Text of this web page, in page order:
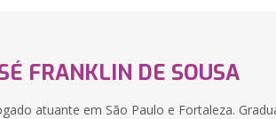
FRANKLIN DE SOUSA
atuante em São Paulo e Fortaleza.